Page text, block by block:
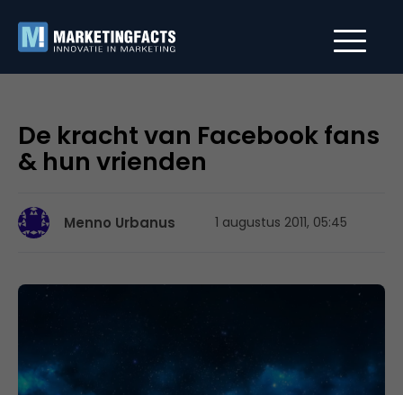
De kracht van Facebook fans
& hun vrienden
Menno Urbanus 1 augustus 2011, 05:45